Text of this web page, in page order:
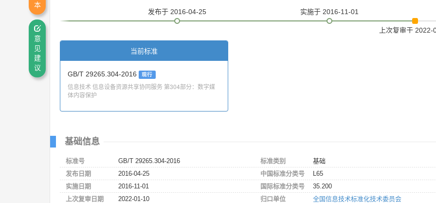
发布于 2016-04-25 实施于 2016-11-01
上次复审于 2022-
当前标准
GB/T 29265.304-2016 现行
信息技术 信息设备资源共享协同服务 第304部分：数字媒
体内容保护
基础信息
标准号
GB/T 29265.304-2016
发布日期
2016-04-25
实施日期
2016-11-01
上次复审日期
2022-01-10
标准类别
基础
中国标准分类号
L65
国际标准分类号
35.200
归口单位
全国信息技术标准化技术委员会
本
意
见
建
议